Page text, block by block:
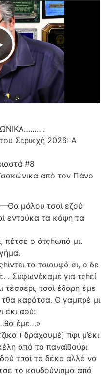
Play Video
Σερικχή 2026: Α
#8
από τον Πάνο
μόλου τσαί εζού
εντούκα τα κόψη τα
πέτσε ο άτςhωπό μι.
τα τσιουφά σι, ο δε
. Συφωνέκαμε για τςhεί
τέσσερι, τσαί έδαρη έμε
καρότσα. Ο γαμπρέ μι
έκι αού:
έμε…»
( δραχουμέ) πφι μ’έκι
από το παναϊθούρι
τσαί τα δέκα αλλά να
το κουδούνισμα από